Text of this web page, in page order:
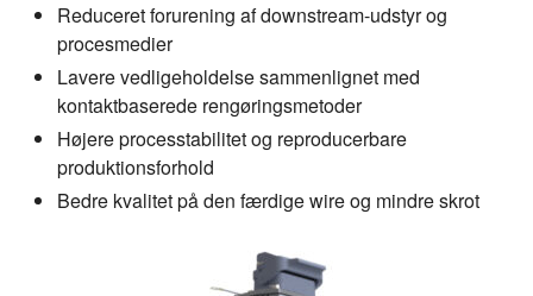
Reduceret forurening af downstream-udstyr og
procesmedier
Lavere vedligeholdelse sammenlignet med
kontaktbaserede rengøringsmetoder
Højere processtabilitet og reproducerbare
produktionsforhold
Bedre kvalitet på den færdige wire og mindre skrot